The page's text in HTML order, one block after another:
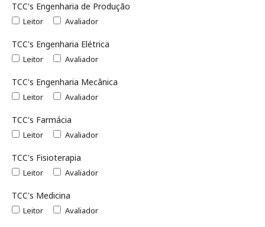
TCC's Engenharia de Produção
Leitor Avaliador
TCC's Engenharia Elétrica
Leitor Avaliador
TCC's Engenharia Mecânica
Leitor Avaliador
TCC's Farmácia
Leitor Avaliador
TCC's Fisioterapia
Leitor Avaliador
TCC's Medicina
Leitor Avaliador